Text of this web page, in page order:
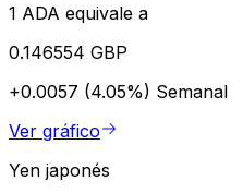
1 ADA equivale a
0.146554 GBP
+0.0057 (4.05%) Semanal
Ver gráfico
Yen japonés